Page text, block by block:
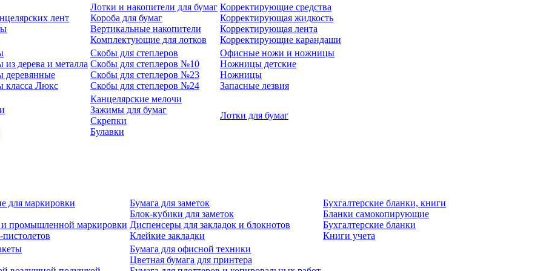
лент
Лотки и накопители для бумаг
Короба для бумаг
Вертикальные накопители
Комплектующие для лотков
Корректирующие средства
Корректирующая жидкость
Корректирующая лента
Корректирующие карандаши
дерева и металла
деревянные
класса Люкс
Скобы для степлеров
Скобы для степлеров №10
Скобы для степлеров №23
Скобы для степлеров №24
Офисные ножи и ножницы
Ножницы детские
Ножницы
Запасные лезвия
Канцелярские мелочи
Зажимы для бумаг
Скрепки
Булавки
Лотки для бумаг
для маркировки
и промышленной маркировки
пистолетов
Бумага для заметок
Блок-кубики для заметок
Диспенсеры для закладок и блокнотов
Клейкие закладки
Бухгалтерские бланки, книги
Бланки самокопирующие
Бухгалтерские бланки
Книги учета
Бумага для офисной техники
Цветная бумага для принтера